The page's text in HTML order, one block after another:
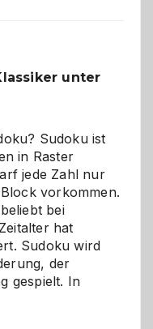
unter
Sudoku ist
in Raster
jede Zahl nur
vorkommen.
bei
hat
Sudoku wird
der
gespielt. In